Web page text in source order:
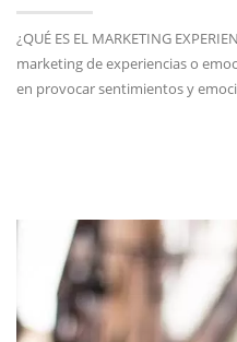
¿QUÉ ES EL MARKETING
marketing de experiencias o
en provocar sentimientos y